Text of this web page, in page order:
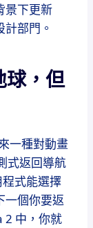
景下更新
部門。
，但
一種對動畫
式返回導航
式能選擇
一個你要返
2 中，你就